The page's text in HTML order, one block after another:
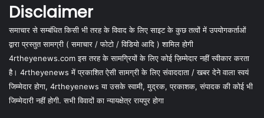
Disclaimer
समाचार से सम्बंधित किसी भी तरह के विवाद के लिए साइट के कुछ तत्वों में उपयोगकर्ताओं
द्वारा प्रस्तुत सामग्री ( समाचार / फोटो / विडियो आदि ) शामिल होगी
4rtheyenews.com इस तरह के सामग्रियों के लिए कोई ज़िम्मेदार नहीं स्वीकार करता
है। 4rtheyenews में प्रकाशित ऐसी सामग्री के लिए संवाददाता / खबर देने वाला स्वयं
जिम्मेदार होगा, 4rtheyenews या उसके स्वामी, मुद्रक, प्रकाशक, संपादक की कोई भी
जिम्मेदारी नहीं होगी. सभी विवादों का न्यायक्षेत्र रायपुर होगा